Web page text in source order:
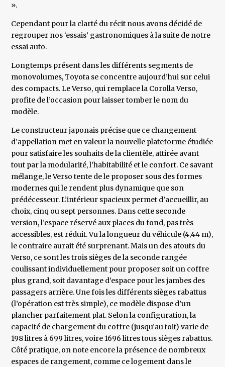
».
Cependant pour la clarté du récit nous avons décidé de
regrouper nos ‘essais’ gastronomiques à la suite de notre
essai auto.
Longtemps présent dans les différents segments de
monovolumes, Toyota se concentre aujourd’hui sur celui
des compacts. Le Verso, qui remplace la Corolla Verso,
profite de l’occasion pour laisser tomber le nom du
modèle.
Le constructeur japonais précise que ce changement
d’appellation met en valeur la nouvelle plateforme étudiée
pour satisfaire les souhaits de la clientèle, attirée avant
tout par la modularité, l’habitabilité et le confort. Ce savant
mélange, le Verso tente de le proposer sous des formes
modernes qui le rendent plus dynamique que son
prédécesseur. L’intérieur spacieux permet d’accueillir, au
choix, cinq ou sept personnes. Dans cette seconde
version, l’espace réservé aux places du fond, pas très
accessibles, est réduit. Vu la longueur du véhicule (4,44 m),
le contraire aurait été surprenant. Mais un des atouts du
Verso, ce sont les trois sièges de la seconde rangée
coulissant individuellement pour proposer soit un coffre
plus grand, soit davantage d’espace pour les jambes des
passagers arrière. Une fois les différents sièges rabattus
(l’opération est très simple), ce modèle dispose d’un
plancher parfaitement plat. Selon la configuration, la
capacité de chargement du coffre (jusqu’au toit) varie de
198 litres à 699 litres, voire 1696 litres tous sièges rabattus.
Côté pratique, on note encore la présence de nombreux
espaces de rangement, comme ce logement dans le